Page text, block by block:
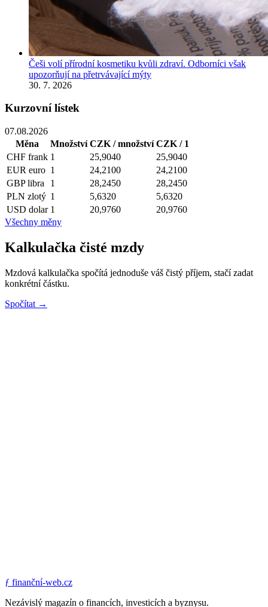
Češi volí přírodní kosmetiku kvůli zdraví. Odborníci však
upozorňují na přetrvávající mýty
30. 7. 2026
Kurzovní lístek
07.08.2026
Měna
Množství CZK / množství CZK / 1
CHF frank 1 25,9040
25,9040
EUR euro 1 24,2100
24,2100
GBP libra 1 28,2450
28,2450
PLN zlotý 1 5,6320
5,6320
USD dolar 1 20,9760
20,9760
Všechny měny
Kalkulačka čisté mzdy
Mzdová kalkulačka spočítá jednoduše váš čistý příjem, stačí zadat
konkrétní částku.
Spočítat →
ƒ finanční-web.cz
Nezávislý magazín o financích, investicích a byznysu.